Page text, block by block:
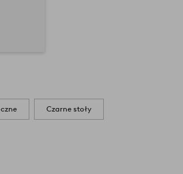
Czarne stoły